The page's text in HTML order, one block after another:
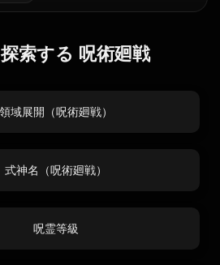
索する 呪術廻戦
領域展開（呪術廻戦）
式神名（呪術廻戦）
呪霊等級